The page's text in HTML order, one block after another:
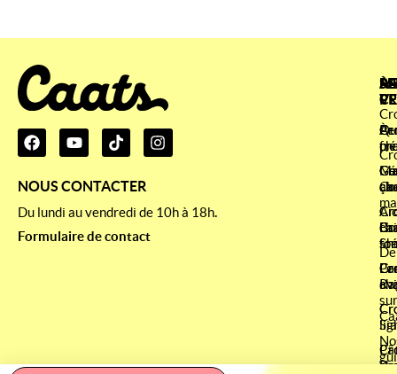
NOUS CONTACTER
Du lundi au vendredi de 10h à 18h.
Formulaire de contact
À
À
ça
La
sur